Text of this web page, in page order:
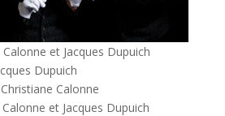
Calonne et Jacques Dupuich
Dupuich
Calonne
et Jacques Dupuich